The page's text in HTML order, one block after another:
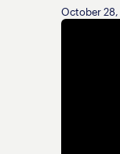
October